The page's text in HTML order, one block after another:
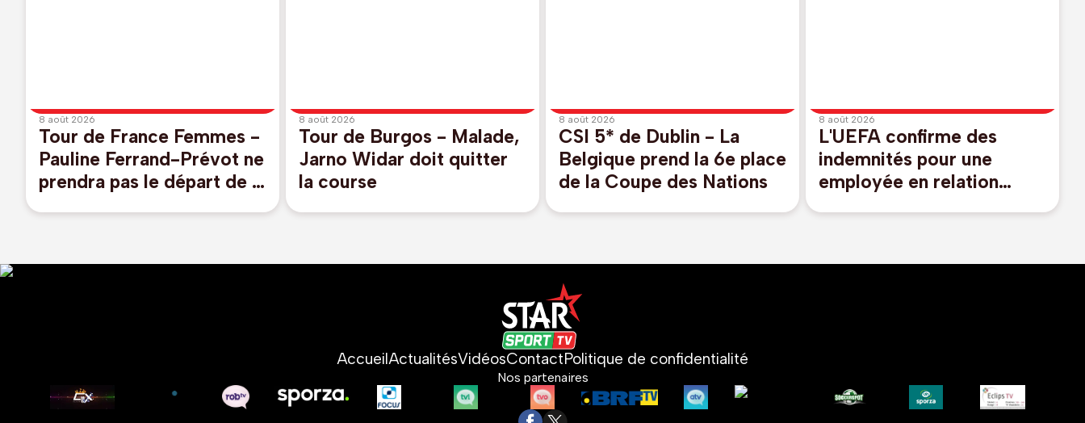
8 août 2026
Tour de France Femmes -
Pauline Ferrand-Prévot ne
prendra pas le départ de la
8 août 2026
Tour de Burgos - Malade,
Jarno Widar doit quitter
la course
8 août 2026
CSI 5* de Dublin - La
Belgique prend la 6e place
de la Coupe des Nations
8 août 2026
L'UEFA confirme des
indemnités pour une
employée en relation
AccueilActualitésVidéosContactPolitique de confidentialité
Nos partenaires